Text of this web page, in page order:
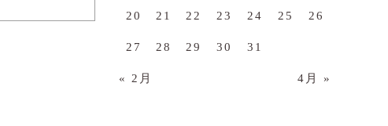
20 21 22 23 24 25 26
27 28 29 30 31
« 2月 4月 »